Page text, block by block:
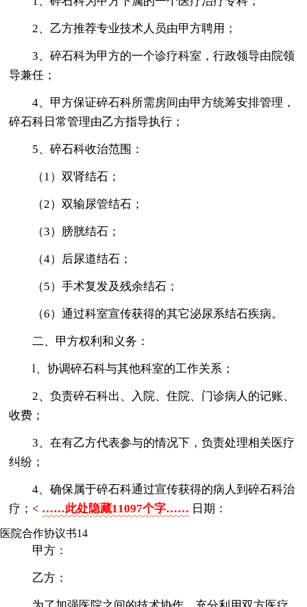
2、乙方推荐专业技术人员由甲方聘用；
3、碎石科为甲方的一个诊疗科室，行政领导由院领
导兼任；
4、甲方保证碎石科所需房间由甲方统筹安排管理，
碎石科日常管理由乙方指导执行；
5、碎石科收治范围：
（1）双肾结石；
（2）双输尿管结石；
（3）膀胱结石；
（4）后尿道结石；
（5）手术复发及残余结石；
（6）通过科室宣传获得的其它泌尿系结石疾病。
二、甲方权利和义务：
l、协调碎石科与其他科室的工作关系；
2、负责碎石科出、入院、住院、门诊病人的记账、
收费；
3、在有乙方代表参与的情况下，负责处理相关医疗
纠纷；
4、确保属于碎石科通过宣传获得的病人到碎石科治
疗；< ……此处隐藏11097个字…… 日期：
医院合作协议书14
甲方：
乙方：